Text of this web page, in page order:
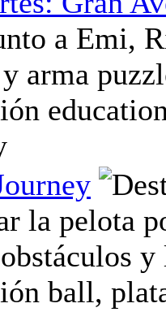
a Emi,
arma
la pelota
ball,